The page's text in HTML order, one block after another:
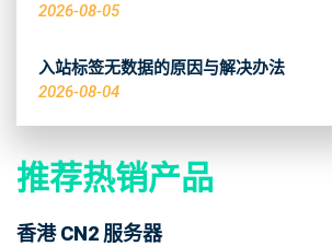
2026-08-05
入站标签无数据的原因与解决办法
2026-08-04
推荐热销产品
香港 CN2 服务器